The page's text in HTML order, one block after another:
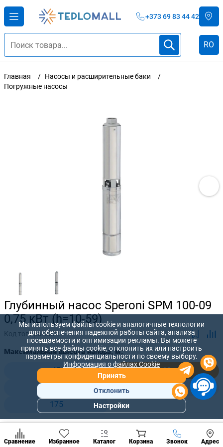
+373 69 83 44 42
RO
Главная
Насосы и расширительные баки
Погружные насосы
Глубинный насос Speroni SPM 100-09
0,75 кВт (h=10-59)
Код товара:8574
Максимальная высота напора, м:
45
60
120
175
11 570 лей
9 607 лей +
Сравнение Избранное Каталог Корзина Звонок Адрес
Позвонить
разделы
Мы используем файлы cookie и аналогичные технологии
для обеспечения надежной работы сайта, анализа
посещаемости и оптимизации рекламы. Вы можете
принять все файлы cookie, отклонить их или настроить
параметры конфиденциальности по своему выбору.
Информация о файлах Cookie
Принять
Отклонить
Настройки